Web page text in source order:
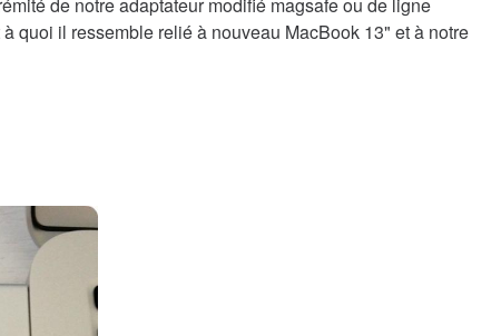
quoi il ressemble relié à nouveau MacBook 13" et à notre